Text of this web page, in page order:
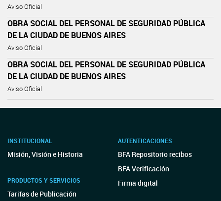
Aviso Oficial
OBRA SOCIAL DEL PERSONAL DE SEGURIDAD PÚBLICA
DE LA CIUDAD DE BUENOS AIRES
Aviso Oficial
OBRA SOCIAL DEL PERSONAL DE SEGURIDAD PÚBLICA
DE LA CIUDAD DE BUENOS AIRES
Aviso Oficial
INSTITUCIONAL
Misión, Visión e Historia
PRODUCTOS Y SERVICIOS
Tarifas de Publicación
AUTENTICACIONES
BFA Repositorio recibos
BFA Verificación
Firma digital